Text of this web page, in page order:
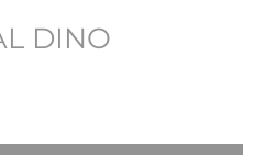
DINO